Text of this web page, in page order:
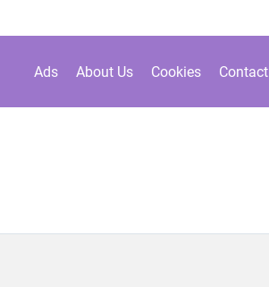
Ads About Us Cookies Contact